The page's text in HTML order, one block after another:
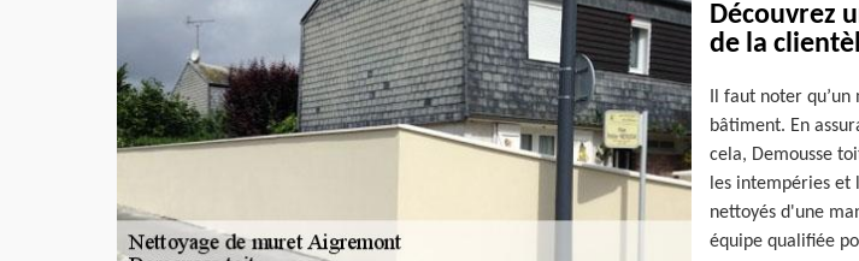
Découvrez
de la
Il faut noter
bâtiment. En
cela, Demousse
les intempéries et
nettoyés d'une
équipe qualifiée